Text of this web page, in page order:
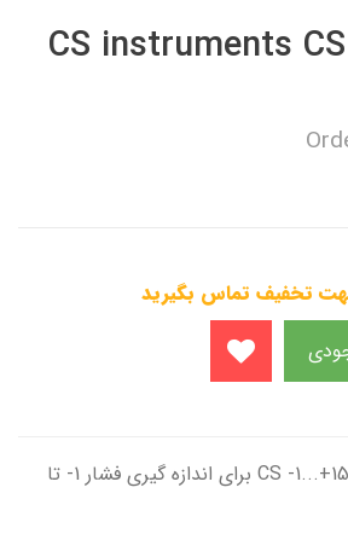
سنسور فشار CS instruments CS
تخفیف تماس بگیرید
سنسور استاندارد فشار CS -1...+15 برای اندازه گیری فشار 1- تا